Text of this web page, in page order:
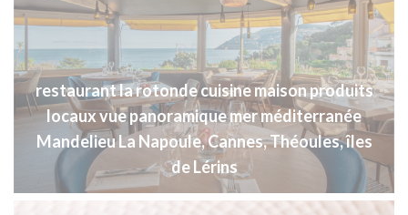
restaurant la rotonde cuisine maison produits
locaux vue panoramique mer méditerranée
Mandelieu La Napoule, Cannes, Théoules, îles
de Lérins